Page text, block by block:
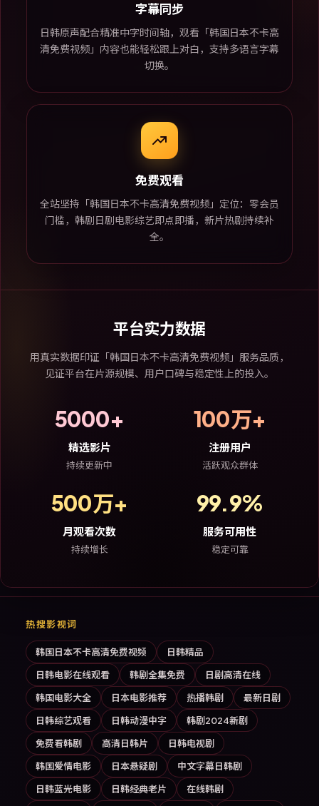
字幕同步
日韩原声配合精准中字时间轴，观看「韩国日本不卡高
清免费视频」内容也能轻松跟上对白，支持多语言字幕
切换。
免费观看
全站坚持「韩国日本不卡高清免费视频」定位：零会员
门槛，韩剧日剧电影综艺即点即播，新片热剧持续补
全。
平台实力数据
用真实数据印证「韩国日本不卡高清免费视频」服务品质，
见证平台在片源规模、用户口碑与稳定性上的投入。
5000+
精选影片
持续更新中
100万+
注册用户
活跃观众群体
500万+
月观看次数
持续增长
99.9%
服务可用性
稳定可靠
热搜影视词
韩国日本不卡高清免费视频
日韩精品
日韩电影在线观看
韩剧全集免费
日剧高清在线
韩国电影大全
日本电影推荐 热播韩剧
最新日剧
日韩综艺观看
日韩动漫中字
韩剧2024新剧
免费看韩剧
高清日韩片
日韩电视剧
韩国爱情电影
日本悬疑剧
中文字幕日韩剧
日韩蓝光电影
日韩经典老片 在线韩剧